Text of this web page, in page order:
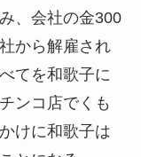
、会社の金300
から解雇され
てを和歌子に
ンコ店でくも
けに和歌子は